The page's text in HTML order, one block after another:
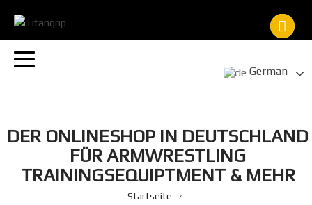
Inhalt
springen
German
DER ONLINESHOP IN DEUTSCHLAND
FÜR ARMWRESTLING
TRAININGSEQUIPTMENT & MEHR
Startseite